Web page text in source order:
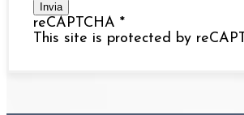
Invia
reCAPTCHA *
This site is protected by